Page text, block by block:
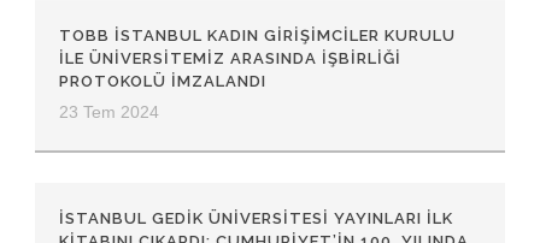
TOBB İSTANBUL KADIN GIRIŞIMCILER KURULU
ILE ÜNIVERSITEMIZ ARASINDA İŞBIRLIĞI
PROTOKOLÜ İMZALANDI
23 Tem 2024
İSTANBUL GEDIK ÜNIVERSITESI YAYINLARI İLK